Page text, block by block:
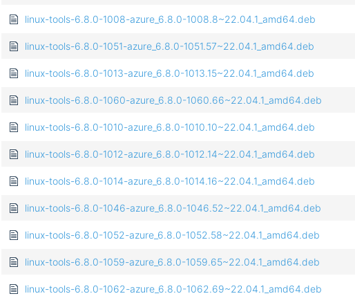
linux-tools-6.8.0-1008-azure_6.8.0-1008.8~22.04.1_amd64.deb
linux-tools-6.8.0-1051-azure_6.8.0-1051.57~22.04.1_amd64.deb
linux-tools-6.8.0-1013-azure_6.8.0-1013.15~22.04.1_amd64.deb
linux-tools-6.8.0-1060-azure_6.8.0-1060.66~22.04.1_amd64.deb
linux-tools-6.8.0-1010-azure_6.8.0-1010.10~22.04.1_amd64.deb
linux-tools-6.8.0-1012-azure_6.8.0-1012.14~22.04.1_amd64.deb
linux-tools-6.8.0-1014-azure_6.8.0-1014.16~22.04.1_amd64.deb
linux-tools-6.8.0-1046-azure_6.8.0-1046.52~22.04.1_amd64.deb
linux-tools-6.8.0-1052-azure_6.8.0-1052.58~22.04.1_amd64.deb
linux-tools-6.8.0-1059-azure_6.8.0-1059.65~22.04.1_amd64.deb
linux-tools-6.8.0-1062-azure_6.8.0-1062.69~22.04.1_amd64.deb